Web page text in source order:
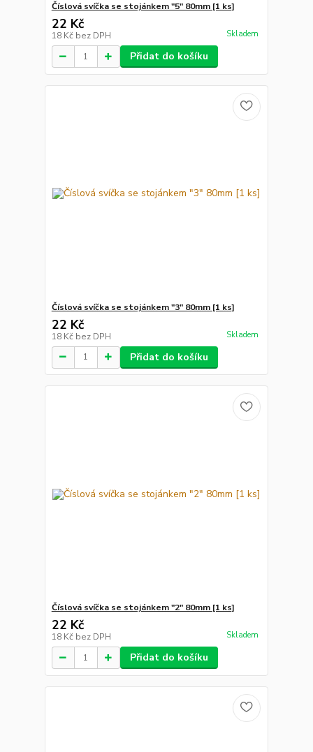
Číslová svíčka se stojánkem "5" 80mm [1 ks]
22 Kč
18 Kč bez DPH Skladem
Přidat do košíku
Číslová svíčka se stojánkem "3" 80mm [1 ks]
22 Kč
18 Kč bez DPH Skladem
Přidat do košíku
Číslová svíčka se stojánkem "2" 80mm [1 ks]
22 Kč
18 Kč bez DPH Skladem
Přidat do košíku